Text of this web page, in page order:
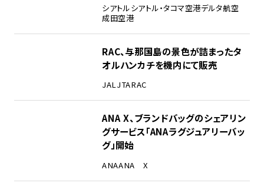
シアトルシアトル・タコマ空港デルタ航空
成田空港
RAC、与那国島の景色が詰まったタ
オルハンカチを機内にて販売
JALJTARAC
ANA X、ブランドバッグのシェアリン
グサービス「ANAラグジュアリーバッ
グ」開始
ANAANA X